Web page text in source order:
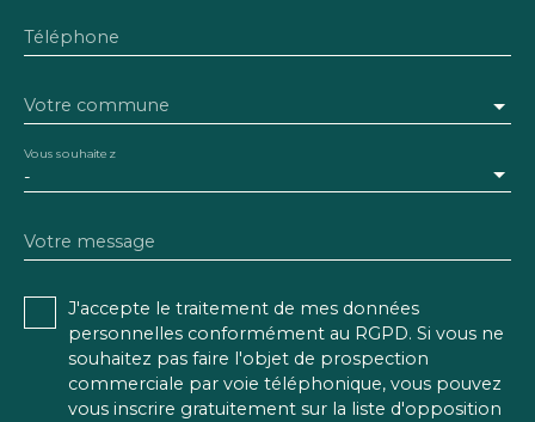
Téléphone
Votre commune
-
Vous souhaitez
Votre message
J'accepte le traitement de mes données
personnelles conformément au RGPD. Si vous ne
souhaitez pas faire l'objet de prospection
commerciale par voie téléphonique, vous pouvez
vous inscrire gratuitement sur la liste d'opposition